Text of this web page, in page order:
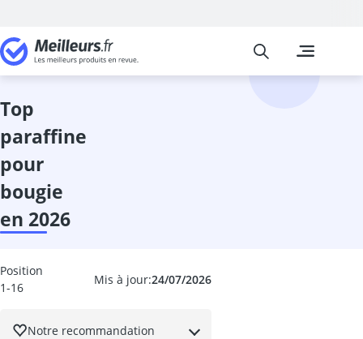
Cuisine et
Abattant wc
Meilleurs
top
paraffine
pour
bougie
en 2026
Mis à jour:24/07/2026
Position
1-16
Notre recommandation